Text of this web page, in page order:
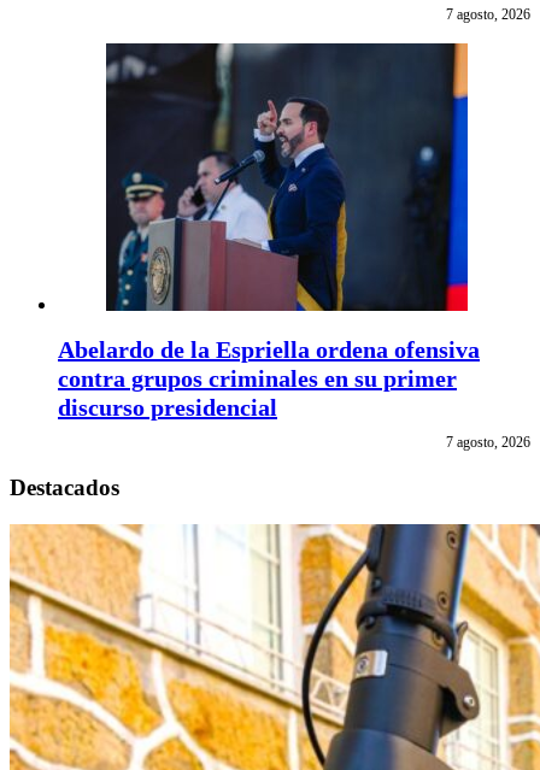
7 agosto, 2026
Abelardo de la Espriella ordena ofensiva
contra grupos criminales en su primer
discurso presidencial
7 agosto, 2026
Destacados